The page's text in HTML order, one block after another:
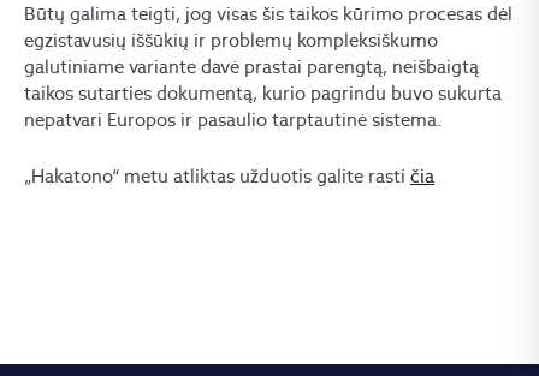
​Būtų galima teigti, jog visas šis taikos kūrimo procesas dėl
egzistavusių iššūkių ir problemų kompleksiškumo
galutiniame variante davė prastai parengtą, neišbaigtą
taikos sutarties dokumentą, kurio pagrindu buvo sukurta
nepatvari Europos ir pasaulio tarptautinė sistema.
„Hakatono“ metu atliktas užduotis galite rasti čia